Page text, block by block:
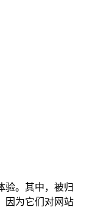
验。其中，被归
因为它们对网站